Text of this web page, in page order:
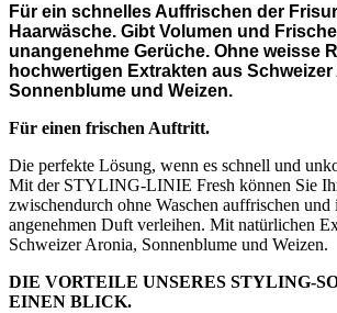
Für ein schnelles Auffrischen der
Haarwäsche. Gibt Volumen und
unangenehme Gerüche. Ohne weisse
hochwertigen Extrakten aus Schweizer
Sonnenblume und Weizen.
Für einen frischen Auftritt.
Die perfekte Lösung, wenn es schnell und
Mit der STYLING-LINIE Fresh können Sie
zwischendurch ohne Waschen auffrischen und
angenehmen Duft verleihen. Mit natürlichen
Schweizer Aronia, Sonnenblume und Weizen.
DIE VORTEILE UNSERES STYLING-
EINEN BLICK.